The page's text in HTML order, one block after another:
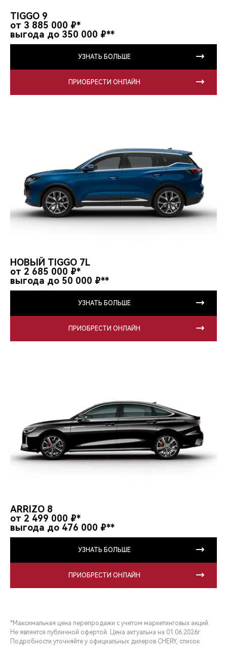
CHERY И СПОРТ
НАШИ МЕРОПРИЯТИЯ
TIGGO 9
от 3 885 000 ₽*
выгода до 350 000 ₽**
УЗНАТЬ БОЛЬШЕ
ПРИОБРЕСТИ ОНЛАЙН
НОВЫЙ TIGGO 7L
от 2 685 000 ₽*
выгода до 50 000 ₽**
УЗНАТЬ БОЛЬШЕ
ПРИОБРЕСТИ ОНЛАЙН
ARRIZO 8
от 2 499 000 ₽*
выгода до 476 000 ₽**
УЗНАТЬ БОЛЬШЕ
ПРИОБРЕСТИ ОНЛАЙН
*Максимальная цена перепродажи с учетом маркетинговых акций.
Не является публичной офертой. Цена актуальна на 01.06.2026г.
Подробности уточняйте у официальных дилеров CHERY, список